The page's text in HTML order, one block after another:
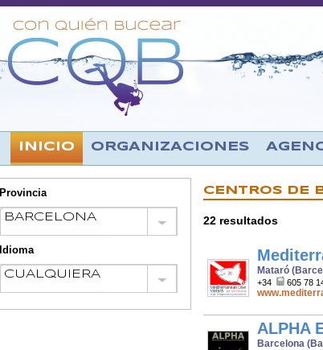
INICIO ORGANIZACIONES
Provincia
Idioma
CENTROS DE
22 resultados
Mataró
+34 605 78
ALPHA
Barcelona